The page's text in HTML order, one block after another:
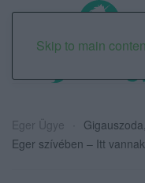
Skip to main
Eger Ügye
Eger szívében – Itt